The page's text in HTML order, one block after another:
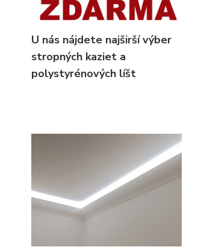
U nás nájdete najširší výber
stropných kaziet a
polystyrénových líšt